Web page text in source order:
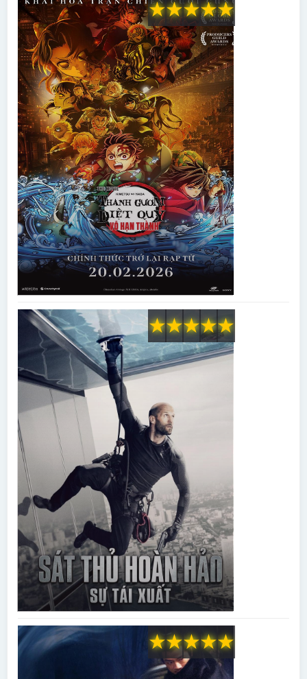
★
★
★
★
★
★
★
★
★
★
★
★
★
★
★